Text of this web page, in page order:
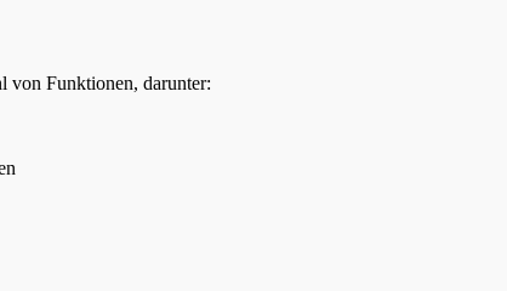
von Funktionen, darunter: